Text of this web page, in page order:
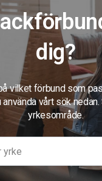
dig?
vilket förbund som
vårt sök
yrkesområde.